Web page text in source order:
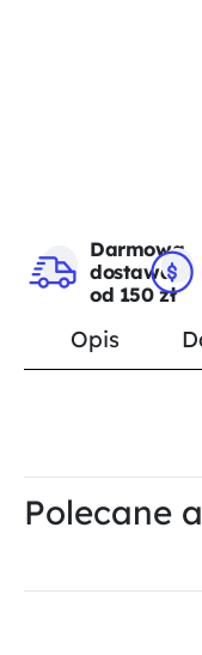
Darmowa
dostawa
od 150 zł
Opis
Polecane